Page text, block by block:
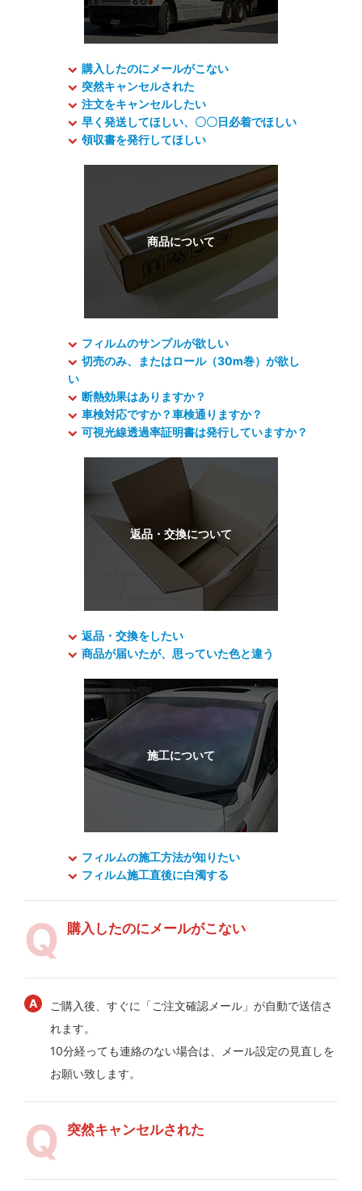
購入したのにメールがこない
突然キャンセルされた
注文をキャンセルしたい
早く発送してほしい、〇〇日必着でほしい
領収書を発行してほしい
フィルムのサンプルが欲しい
切売のみ、またはロール（30m巻）が欲し
い
断熱効果はありますか？
車検対応ですか？車検通りますか？
可視光線透過率証明書は発行していますか？
返品・交換をしたい
商品が届いたが、思っていた色と違う
フィルムの施工方法が知りたい
フィルム施工直後に白濁する
購入したのにメールがこない
ご購入後、すぐに「ご注文確認メール」が自動で送信さ
れます。
10分経っても連絡のない場合は、メール設定の見直しを
お願い致します。
突然キャンセルされた